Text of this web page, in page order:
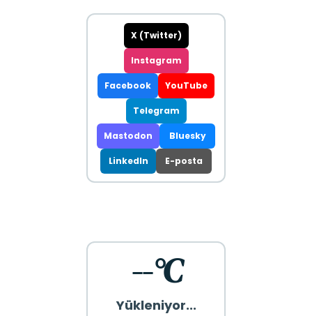
X (Twitter)
Instagram
Facebook YouTube
Telegram
Mastodon Bluesky
LinkedIn E-posta
--°C
Yükleniyor...